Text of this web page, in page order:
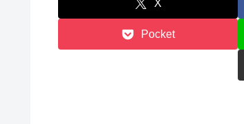
X
Pocket